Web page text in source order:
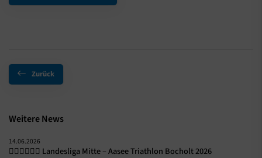
Zurück
Weitere News
14.06.2026
🏊‍♀️🚴‍♀️🏃‍♀️ Landesliga Mitte – Aasee Triathlon Bocholt 2026